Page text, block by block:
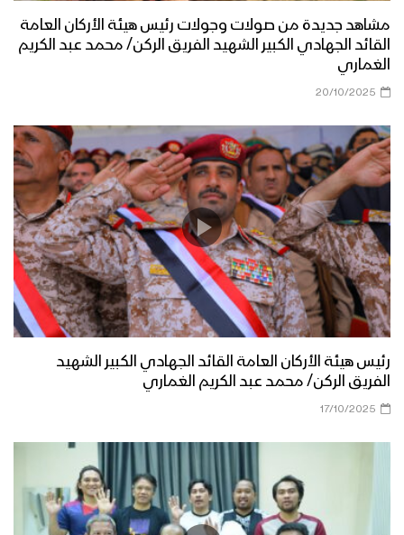
مشاهد جديدة من صولات وجولات رئيس هيئة الأركان العامة
القائد الجهادي الكبير الشهيد الفريق الركن/ محمد عبد الكريم
الغماري
20/10/2025
رئيس هيئة الأركان العامة القائد الجهادي الكبير الشهيد
الفريق الركن/ محمد عبد الكريم الغماري
17/10/2025